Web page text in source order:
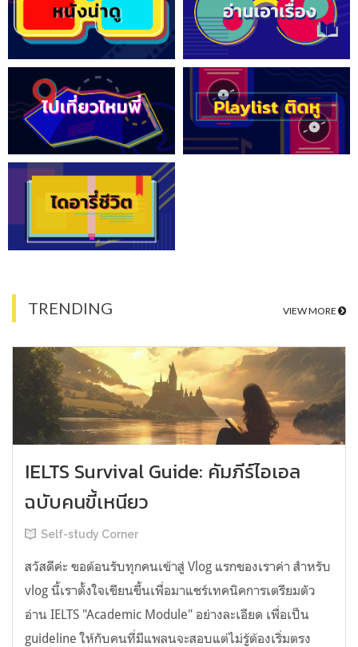
TRENDING VIEW MORE
IELTS Survival Guide: คัมภีร์ไอเอล
ฉบับคนขี้เหนียว
Self-study Corner
สวัสดีค่ะ ขอต้อนรับทุกคนเข้าสู่ Vlog แรกของเราค่า สำหรับ
vlog นี้เราตั้งใจเขียนขึ้นเพื่อมาแชร์เทคนิคการเตรียมตัว
อ่าน IELTS "Academic Module" อย่างละเอียด เพื่อเป็น
guideline ให้กับคนที่มีแพลนจะสอบแต่ไม่รู้ต้องเริ่มตรง